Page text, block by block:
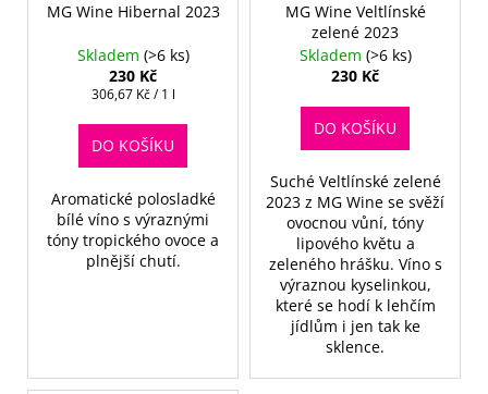
MG Wine Hibernal 2023
Skladem (>6 ks)
230 Kč
Měrná
306,67 Kč / 1 l
DO KOŠÍKU
Aromatické polosladké
bílé víno s výraznými
tóny tropického ovoce a
plnější chutí.
MG Wine Veltlínské
zelené 2023
Skladem (>6 ks)
230 Kč
DO KOŠÍKU
Suché Veltlínské zelené
2023 z MG Wine se svěží
ovocnou vůní, tóny
lipového květu a
zeleného hrášku. Víno s
výraznou kyselinkou,
které se hodí k lehčím
jídlům i jen tak ke
sklence.